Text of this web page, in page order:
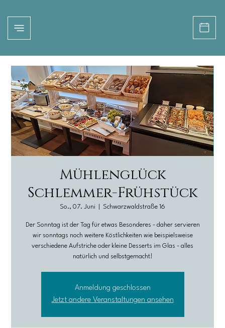
Mühlenglück
Schlemmer-Frühstück
So., 07. Juni Schwarzwaldstraße 16
Der Sonntag ist der Tag für etwas Besonderes - daher servieren
wir sonntags noch weitere Köstlichkeiten wie beispielsweise
verschiedene Aufstriche oder kleine Desserts im Glas - alles
natürlich und selbstgemacht!
Anmeldung geschlossen
Jetzt andere Veranstaltungen ansehen